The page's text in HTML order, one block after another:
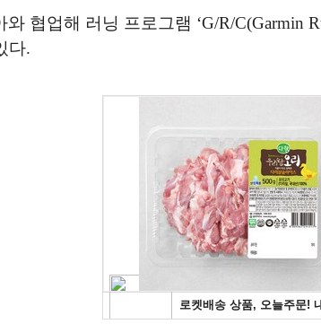
협업해 러닝 프로그램 ‘G/R/C(Garmin
다.